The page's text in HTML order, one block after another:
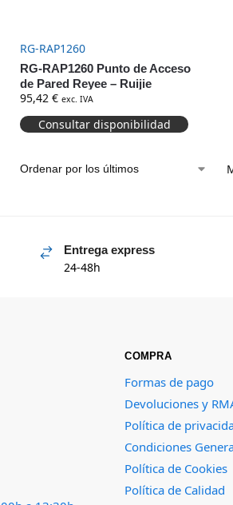
RG-RAP1260
RG-RAP1260 Punto de Acceso
de Pared Reyee – Ruijie
Omnidireccional Wi-Fi 6
95,42€ exc. IVA
Consultar disponibilidad
Entrega express
24-48h
COMPRA
Formas de pago
Devoluciones y
Política de
Condiciones
Política de Cookies
Política de Calidad